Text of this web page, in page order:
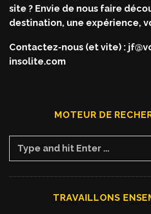
site ? Envie de nous faire
destination, une expérience,
Contactez-nous (et vite) :
insolite.com
MOTEUR DE
TRAVAILLONS